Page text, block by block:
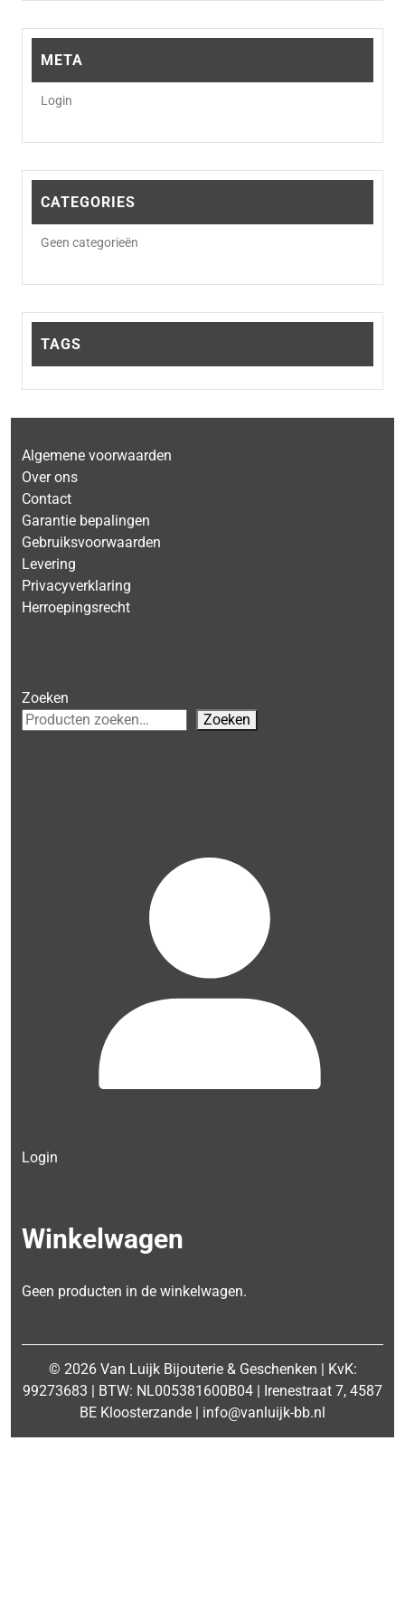
META
Login
CATEGORIES
Geen categorieën
TAGS
Algemene voorwaarden
Over ons
Contact
Garantie bepalingen
Gebruiksvoorwaarden
Levering
Privacyverklaring
Herroepingsrecht
Zoeken
Zoeken
Login
Winkelwagen
Geen producten in de winkelwagen.
© 2026 Van Luijk Bijouterie & Geschenken | KvK:
99273683 | BTW: NL005381600B04 | Irenestraat 7, 4587
BE Kloosterzande | info@vanluijk-bb.nl